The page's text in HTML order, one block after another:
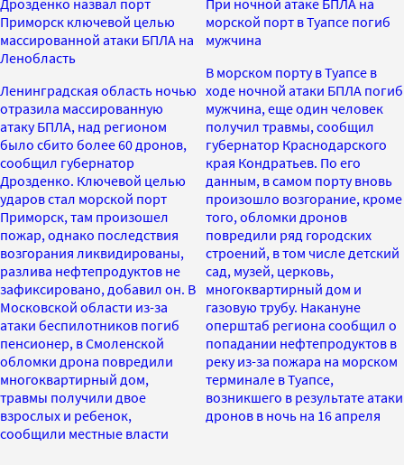
Приморск ключевой целью
массированной атаки БПЛА на
Ленобласть
Ленинградская область ночью
отразила массированную
атаку БПЛА, над регионом
было сбито более 60 дронов,
сообщил губернатор
Дрозденко. Ключевой целью
ударов стал морской порт
Приморск, там произошел
пожар, однако последствия
возгорания ликвидированы,
разлива нефтепродуктов не
зафиксировано, добавил он. В
Московской области из-за
атаки беспилотников погиб
пенсионер, в Смоленской
обломки дрона повредили
многоквартирный дом,
травмы получили двое
взрослых и ребенок,
сообщили местные власти
морской порт в Туапсе погиб
мужчина
В морском порту в Туапсе в
ходе ночной атаки БПЛА погиб
мужчина, еще один человек
получил травмы, сообщил
губернатор Краснодарского
края Кондратьев. По его
данным, в самом порту вновь
произошло возгорание, кроме
того, обломки дронов
повредили ряд городских
строений, в том числе детский
сад, музей, церковь,
многоквартирный дом и
газовую трубу. Накануне
оперштаб региона сообщил о
попадании нефтепродуктов в
реку из-за пожара на морском
терминале в Туапсе,
возникшего в результате атаки
дронов в ночь на 16 апреля